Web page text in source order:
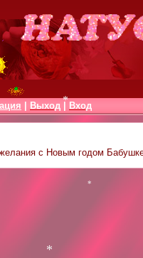
*
*
Выход Вход
с Новым годом